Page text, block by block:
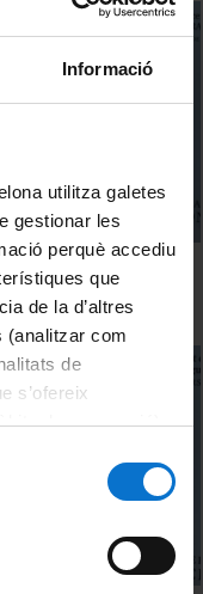
Informació
utilitza galetes
gestionar les
perquè accediu
que
de la d’altres
(analitzar com
de
s’ofereix
de navegació).
web de la
l’àrea geogràfica